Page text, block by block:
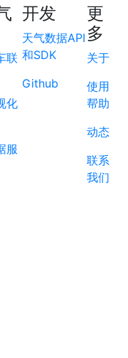
联
化
服
开发
天气数据API
和SDK
Github
更
多
关于
使用
帮助
动态
联系
我们